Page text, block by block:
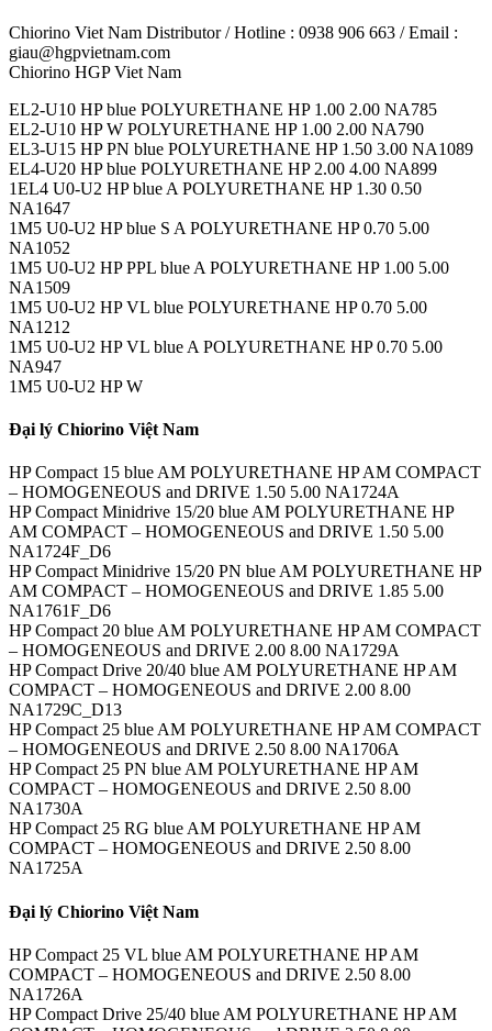
Chiorino Viet Nam Distributor / Hotline : 0938 906 663 / Email :
giau@hgpvietnam.com
Chiorino HGP Viet Nam
EL2-U10 HP blue POLYURETHANE HP 1.00 2.00 NA785
EL2-U10 HP W POLYURETHANE HP 1.00 2.00 NA790
EL3-U15 HP PN blue POLYURETHANE HP 1.50 3.00 NA1089
EL4-U20 HP blue POLYURETHANE HP 2.00 4.00 NA899
1EL4 U0-U2 HP blue A POLYURETHANE HP 1.30 0.50
NA1647
1M5 U0-U2 HP blue S A POLYURETHANE HP 0.70 5.00
NA1052
1M5 U0-U2 HP PPL blue A POLYURETHANE HP 1.00 5.00
NA1509
1M5 U0-U2 HP VL blue POLYURETHANE HP 0.70 5.00
NA1212
1M5 U0-U2 HP VL blue A POLYURETHANE HP 0.70 5.00
NA947
1M5 U0-U2 HP W
Đại lý Chiorino Việt Nam
HP Compact 15 blue AM POLYURETHANE HP AM COMPACT
– HOMOGENEOUS and DRIVE 1.50 5.00 NA1724A
HP Compact Minidrive 15/20 blue AM POLYURETHANE HP
AM COMPACT – HOMOGENEOUS and DRIVE 1.50 5.00
NA1724F_D6
HP Compact Minidrive 15/20 PN blue AM POLYURETHANE HP
AM COMPACT – HOMOGENEOUS and DRIVE 1.85 5.00
NA1761F_D6
HP Compact 20 blue AM POLYURETHANE HP AM COMPACT
– HOMOGENEOUS and DRIVE 2.00 8.00 NA1729A
HP Compact Drive 20/40 blue AM POLYURETHANE HP AM
COMPACT – HOMOGENEOUS and DRIVE 2.00 8.00
NA1729C_D13
HP Compact 25 blue AM POLYURETHANE HP AM COMPACT
– HOMOGENEOUS and DRIVE 2.50 8.00 NA1706A
HP Compact 25 PN blue AM POLYURETHANE HP AM
COMPACT – HOMOGENEOUS and DRIVE 2.50 8.00
NA1730A
HP Compact 25 RG blue AM POLYURETHANE HP AM
COMPACT – HOMOGENEOUS and DRIVE 2.50 8.00
NA1725A
Đại lý Chiorino Việt Nam
HP Compact 25 VL blue AM POLYURETHANE HP AM
COMPACT – HOMOGENEOUS and DRIVE 2.50 8.00
NA1726A
HP Compact Drive 25/40 blue AM POLYURETHANE HP AM